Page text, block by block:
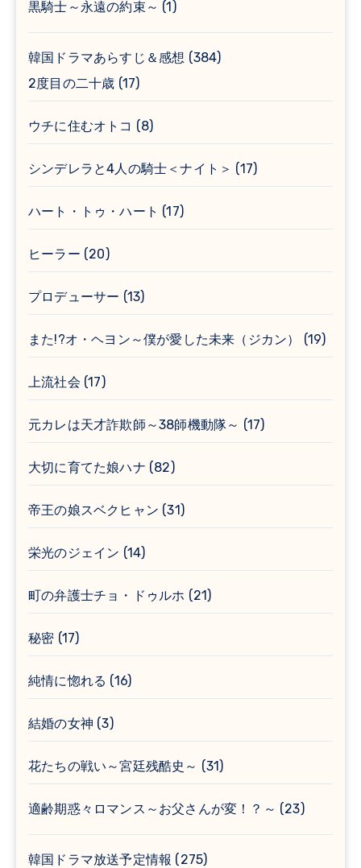
黒騎士～永遠の約束～ (1)
韓国ドラマあらすじ＆感想 (384)
2度目の二十歳 (17)
ウチに住むオトコ (8)
シンデレラと4人の騎士＜ナイト＞ (17)
ハート・トゥ・ハート (17)
ヒーラー (20)
プロデューサー (13)
また!?オ・ヘヨン～僕が愛した未来（ジカン） (19)
上流社会 (17)
元カレは天才詐欺師～38師機動隊～ (17)
大切に育てた娘ハナ (82)
帝王の娘スベクヒャン (31)
栄光のジェイン (14)
町の弁護士チョ・ドゥルホ (21)
秘密 (17)
純情に惚れる (16)
結婚の女神 (3)
花たちの戦い～宮廷残酷史～ (31)
適齢期惑々ロマンス～お父さんが変！？～ (23)
韓国ドラマ放送予定情報 (275)